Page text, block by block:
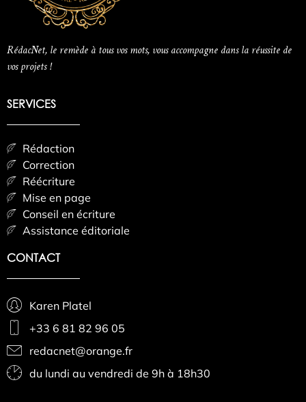
RédacNet, le remède à tous vos mots, vous accompagne dans la réussite de
vos projets !
SERVICES
Rédaction
Correction
Réécriture
Mise en page
Conseil en écriture
Assistance éditoriale
CONTACT
Karen Platel
+33 6 81 82 96 05
redacnet@orange.fr
du lundi au vendredi de 9h à 18h30